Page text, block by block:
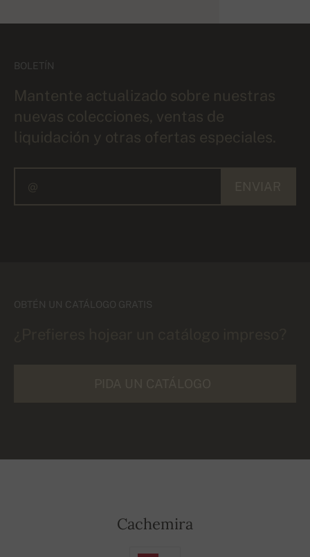
BOLETÍN
Mantente actualizado sobre nuestras
nuevas colecciones, ventas de
liquidación y otras ofertas especiales.
OBTÉN UN CATÁLOGO GRATIS
Cachemira